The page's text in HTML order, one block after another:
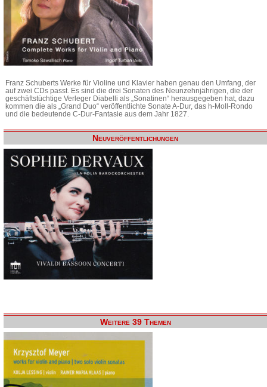
Franz Schuberts Werke für Violine und Klavier haben genau den Umfang, der
auf zwei CDs passt. Es sind die drei Sonaten des Neunzehnjährigen, die der
geschäftstüchtige Verleger Diabelli als „Sonatinen“ herausgegeben hat, dazu
kommen die als „Grand Duo“ veröffentlichte Sonate A-Dur, das h-Moll-Rondo
und die bedeutende C-Dur-Fantasie aus dem Jahr 1827.
Neuveröffentlichungen
Weitere 39 Themen